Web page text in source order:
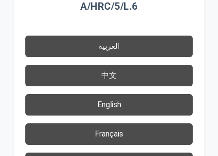
A/HRC/5/L.6
العربية
中文
English
Français